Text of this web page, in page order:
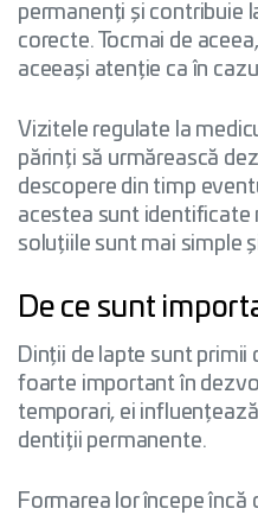
permanenți și contribuie
corecte. Tocmai de
aceeași atenție ca în
Vizitele regulate la
părinți să urmărească
descopere din timp
acestea sunt identificate
soluțiile sunt mai simple
De ce sunt
Dinții de lapte sunt primii
foarte important în
temporari, ei
dentiții permanente.
Formarea lor începe încă